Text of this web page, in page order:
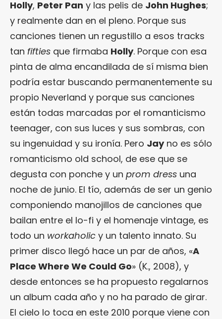
Holly, Peter Pan y las pelis de John Hughes;
y realmente dan en el pleno. Porque sus
canciones tienen un regustillo a esos tracks
tan fifties que firmaba Holly. Porque con esa
pinta de alma encandilada de sí misma bien
podría estar buscando permanentemente su
propio Neverland y porque sus canciones
están todas marcadas por el romanticismo
teenager, con sus luces y sus sombras, con
su ingenuidad y su ironía. Pero Jayno es sólo
romanticismo old school, de ese que se
degusta con ponche y un prom dress una
noche de junio. El tío, además de ser un genio
componiendo manojillos de canciones que
bailan entre el lo-fi y el homenaje vintage, es
todo un workaholic y un talento innato. Su
primer disco llegó hace un par de años, «A
Place Where We Could Go» (K., 2008), y
desde entonces se ha propuesto regalarnos
un album cada año y no ha parado de girar.
El cielo lo toca en este 2010 porque viene con